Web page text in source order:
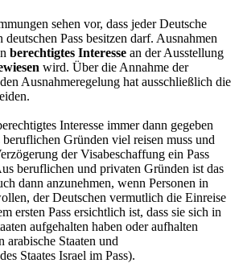
sehen vor, dass jeder Deutsche
Pass besitzen darf. Ausnahmen
berechtigtes Interesse an der Ausstellung
wird. Über die Annahme der
Ausnahmeregelung hat ausschließlich die
Interesse immer dann gegeben
Gründen viel reisen muss und
der Visabeschaffung ein Pass
beruflichen und privaten Gründen ist das
dann anzunehmen, wenn Personen in
der Deutschen vermutlich die Einreise
ersten Pass ersichtlich ist, dass sie sich in
aufgehalten haben oder aufhalten
Staaten und
Staates Israel im Pass).